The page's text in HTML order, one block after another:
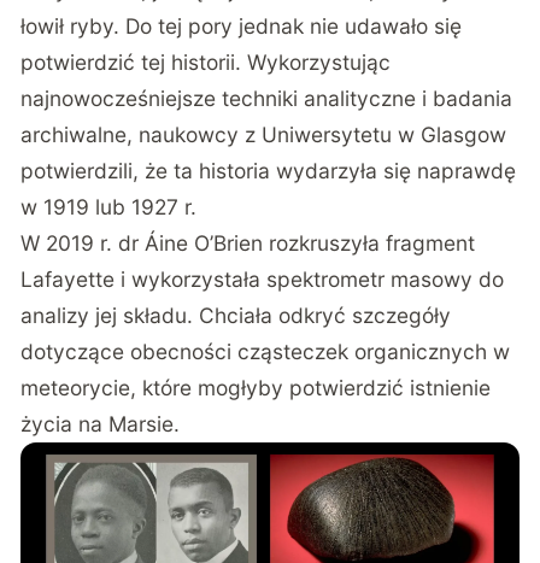
łowił ryby. Do tej pory jednak nie udawało się
potwierdzić tej historii. Wykorzystując
najnowocześniejsze techniki analityczne i badania
archiwalne, naukowcy z Uniwersytetu w Glasgow
potwierdzili, że ta historia wydarzyła się naprawdę
w 1919 lub 1927 r.
W 2019 r. dr Áine O’Brien rozkruszyła fragment
Lafayette i wykorzystała spektrometr masowy do
analizy jej składu. Chciała odkryć szczegóły
dotyczące obecności cząsteczek organicznych w
meteorycie, które mogłyby potwierdzić istnienie
życia na Marsie.